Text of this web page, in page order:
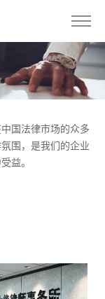
国法律市场的众多
围，是我们的企业
益。